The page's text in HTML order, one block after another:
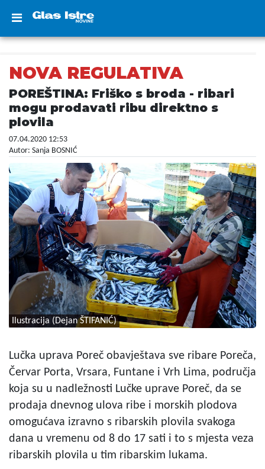
NOVA REGULATIVA
POREŠTINA: Friško s broda - ribari
mogu prodavati ribu direktno s
plovila
07.04.2020 12:53
Autor: Sanja BOSNIĆ
Ilustracija (Dejan ŠTIFANIĆ)
Lučka uprava Poreč obavještava sve ribare Poreča,
Červar Porta, Vrsara, Funtane i Vrh Lima, područja
koja su u nadležnosti Lučke uprave Poreč, da se
prodaja dnevnog ulova ribe i morskih plodova
omogućava izravno s ribarskih plovila svakoga
dana u vremenu od 8 do 17 sati i to s mjesta veza
ribarskih plovila u tim ribarskim lukama.